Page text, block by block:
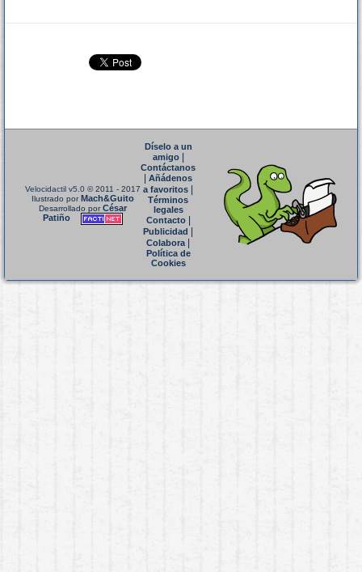
Velocidactil v5.0 © 2011 - 2017
Ilustrado porMach&Guito
Desarrollado porCésar
Patiño
Díselo a un
amigo|
Contáctanos
Añádenos
a favoritos
Términos
legales
Contacto|
Publicidad
Colabora|
Política de
Cookies